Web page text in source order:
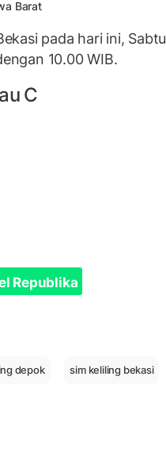
Barat
pada hari ini, Sabtu
10.00 WIB.
C
Republika
depok sim keliling bekasi